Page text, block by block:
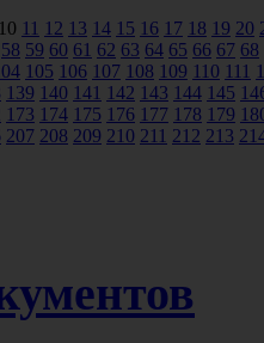
10 11 12 13 14 15 16 17 18 19 20
58 59 60 61 62 63 64 65 66 67 68
105 106 107 108 109 110 111
139 140 141 142 143 144 145
173 174 175 176 177 178 179
207 208 209 210 211 212 213